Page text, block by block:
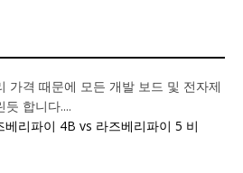
가격 때문에 모든 개발 보드 및 전자제
합니다....
리파이 4B vs 라즈베리파이 5 비